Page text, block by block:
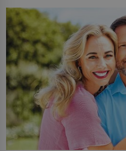
můžete obohatit své rituály a
větší harmonii a klid. Je důležité